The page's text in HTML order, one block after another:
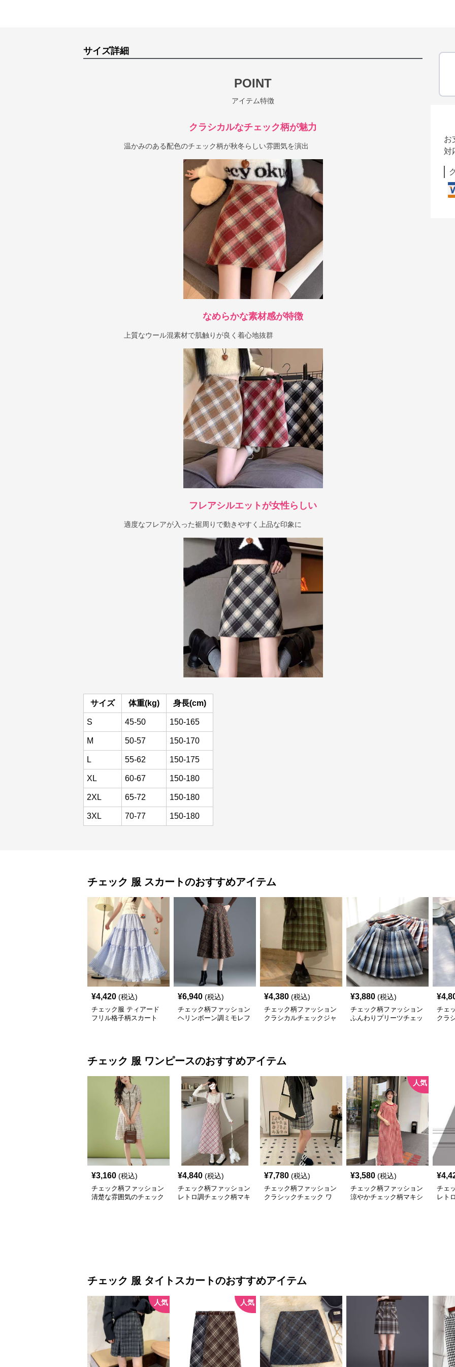
サイズ詳細
POINT
アイテム特徴
クラシカルなチェック柄が魅力
温かみのある配色のチェック柄が秋冬らしい雰囲気を演出
なめらかな素材感が特徴
上質なウール混素材で肌触りが良く着心地抜群
フレアシルエットが女性らしい
適度なフレアが入った裾周りで動きやすく上品な印象に
サイズ 体重(kg) 身長(cm)
S 45-50 150-165
M 50-57 150-170
L 55-62 150-175
XL 60-67 150-180
2XL 65-72 150-180
3XL 70-77 150-180
お
対
チェック 服 スカートのおすすめアイテム
¥4,420 (税込)
チェック服 ティアード
フリル格子柄スカート
¥6,940 (税込)
チェック柄ファッション
ヘリンボーン調ミモレフ
¥4,380 (税込)
チェック柄ファッション
クラシカルチェックジャ
¥3,880 (税込)
チェック柄ファッション
ふんわりプリーツチェッ
¥
チェ
クラ
チェック 服 ワンピースのおすすめアイテム
¥3,160 (税込)
チェック柄ファッション
清楚な雰囲気のチェック
¥4,840 (税込)
チェック柄ファッション
レトロ調チェック柄マキ
¥7,780 (税込)
チェック柄ファッション
クラシックチェック ワ
人気
¥3,580 (税込)
チェック柄ファッション
涼やかチェック柄マキシ
¥
チェ
レト
チェック 服 タイトスカートのおすすめアイテム
人気 人気